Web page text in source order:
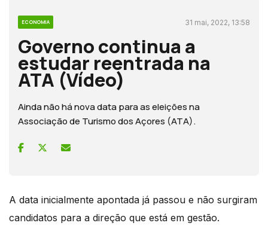
ECONOMIA 31 mai, 2022, 13:58
Governo continua a
estudar reentrada na
ATA (Vídeo)
Ainda não há nova data para as eleições na
Associação de Turismo dos Açores (ATA).
A data inicialmente apontada já passou e não surgiram
candidatos para a direção que está em gestão.